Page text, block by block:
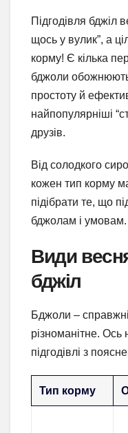
Підгодівля бджіл
щось у вулик”, а
корму! Є кілька
бджоли
простоту й
найпопулярніші
друзів.
Від солодкого
кожен тип корму
підібрати те, що
бджолам і
Види
бджіл
Бджоли –
різноманітне. Ось
підгодівлі з
Тип корму